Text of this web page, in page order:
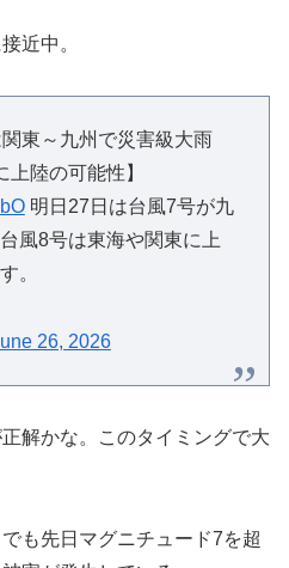
近中。
関東～九州で災害級大雨
陸の可能性】
明日27日は台風7号が九
風8号は東海や関東に上
。
26, 2026
解かな。このタイミングで大
も先日マグニチュード7を超